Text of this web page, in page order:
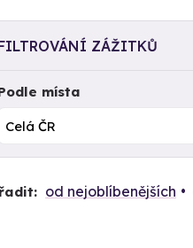
ZÁŽITKŮ
místa
od nejoblíbenějších